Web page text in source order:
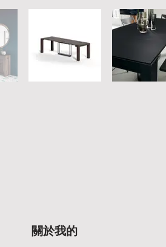
關於我的